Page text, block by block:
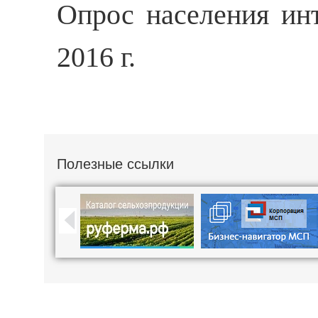
Опрос населения
2016 г.
Полезные ссылки